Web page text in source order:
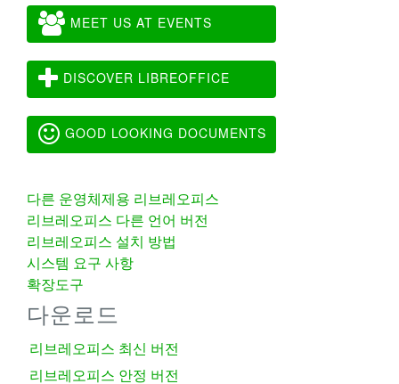
MEET US AT EVENTS
DISCOVER LIBREOFFICE
GOOD LOOKING DOCUMENTS
다른 운영체제용 리브레오피스
리브레오피스 다른 언어 버전
리브레오피스 설치 방법
시스템 요구 사항
확장도구
다운로드
리브레오피스 최신 버전
리브레오피스 안정 버전